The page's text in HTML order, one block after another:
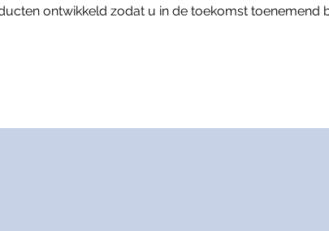
ontwikkeld zodat u in de toekomst toenemend